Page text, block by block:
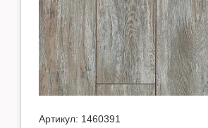
Артикул: 1460391